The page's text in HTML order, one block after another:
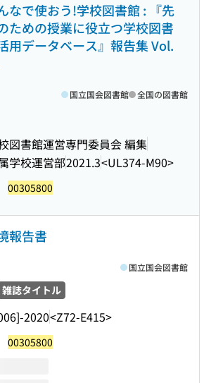
なで使おう!学校図書館 : 『先
ための授業に役立つ学校図書
用データベース』報告集 Vol.
図書館運営専門委員会 編集
学校運営部2021.3<UL374-M90>
国立国会図書館 全国の図書館
00305800
報告書
雑誌タイトル
2020<Z72-E415>
国立国会図書館
00305800